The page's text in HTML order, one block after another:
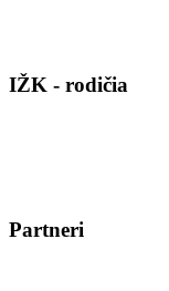
IŽK - rodičia
Partneri